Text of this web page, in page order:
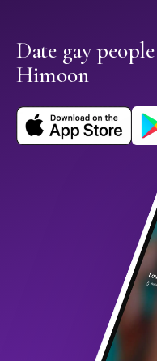
Date gay
Himoon